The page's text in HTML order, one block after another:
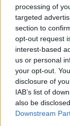
processing of
targeted
section to
opt-out request
interest-based
us or personal
your opt-out.
disclosure of
IAB’s list of
also be
Downstream